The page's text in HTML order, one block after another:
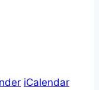
iCalendar